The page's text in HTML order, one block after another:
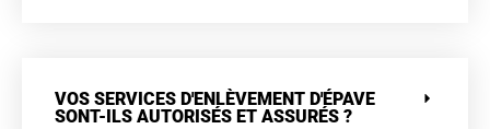
VOS SERVICES D'ENLÈVEMENT D'ÉPAVE
SONT-ILS AUTORISÉS ET ASSURÉS ?